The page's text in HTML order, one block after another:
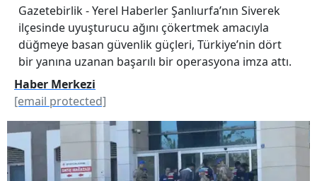
Gazetebirlik - Yerel Haberler Şanlıurfa’nın Siverek
ilçesinde uyuşturucu ağını çökertmek amacıyla
düğmeye basan güvenlik güçleri, Türkiye’nin dört
bir yanına uzanan başarılı bir operasyona imza attı.
Haber Merkezi
[email protected]